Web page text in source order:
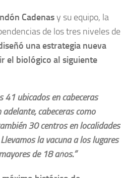
Cadenasy su equipo, la
de los tres niveles de
una estrategia nueva
el biológico al siguiente
41 ubicados en cabeceras
cabeceras como
30 centros en localidades
la vacuna a los lugares
de 18 años.”